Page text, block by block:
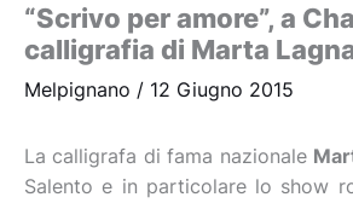
“Scrivo per amore”, a
calligrafia di Marta
Melpignano / 12 Giugno 2015
La calligrafa di fama nazionale
Salento e in particolare lo show